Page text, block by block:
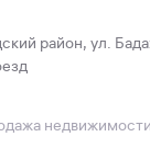
район, ул.